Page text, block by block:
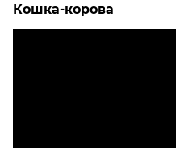
Кошка-корова